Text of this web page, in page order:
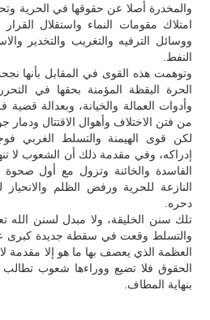
والمخدرة أصلا عن حقوقها في الحرية
امتلاك مقومات النماء واستقلال
ووسائل الترفيه والتغريب والتخدير
النفط.
وتوهمت هذه القوى في المقابل بأنها
الحرة اليقظة المؤمنة بحقها في
وأدوات العمالة والخيانة، وبعدالة
من فتن الاختلاف وأهوال الاقتتال ودمار
لكن قوى الهيمنة والتسلط الغربي
إدراكه، وفي مقدمة ذلك أن الشعوب لا
الفاسدة والخائنة وتزول مع أول
النازعة للحرية ورفض الظلم
دحره.
تلك سنن الخليقة، ولا مبدل لسنن الله
والتسلط وقعت في سقطة جديدة كبرى
العظمة الذي يعصف بها ما هو إلا مقدمة
الحقوق فلا تضيع ووراءها شعوب تطالب
بنهاية المطاف.